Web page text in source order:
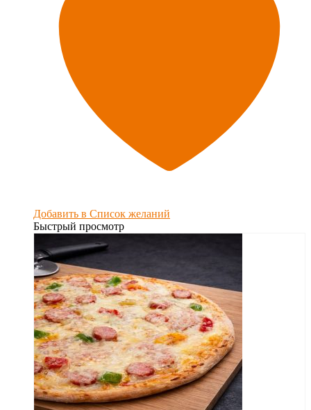
Добавить в Список желаний
Быстрый просмотр